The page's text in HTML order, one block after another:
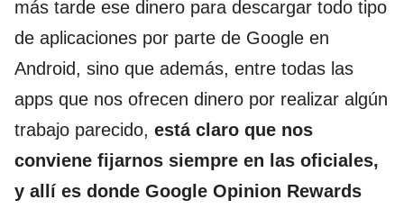
más tarde ese dinero para descargar todo tipo
de aplicaciones por parte de Google en
Android, sino que además, entre todas las
apps que nos ofrecen dinero por realizar algún
trabajo parecido, está claro que nos
conviene fijarnos siempre en las oficiales,
y allí es donde Google Opinion Rewards